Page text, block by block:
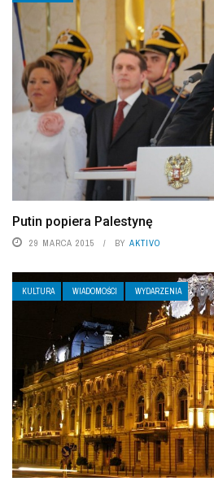
Putin popiera Palestynę
29 MARCA 2015 BY AKTIVO
KULTURA WIADOMOŚCI WYDARZENIA